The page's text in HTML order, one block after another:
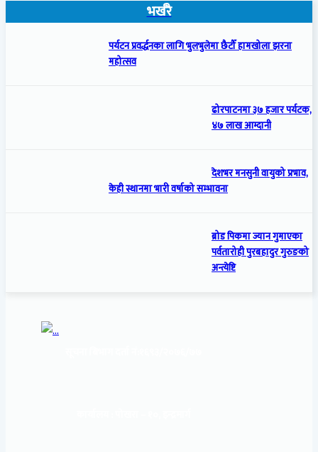
भर्खरै
पर्यटन प्रवर्द्धनका लागि भुलभुलेमा छैटौँ हामखोला झरना
महोत्सव
ढोरपाटनमा ३७ हजार पर्यटक,
४७ लाख आम्दानी
देशभर मनसुनी वायुको प्रभाव,
केही स्थानमा भारी वर्षाको सम्भावना
ब्रोड पिकमा ज्यान गुमाएका
पर्वतारोही पुरबहादुर गुरुङको
अन्त्येष्टि